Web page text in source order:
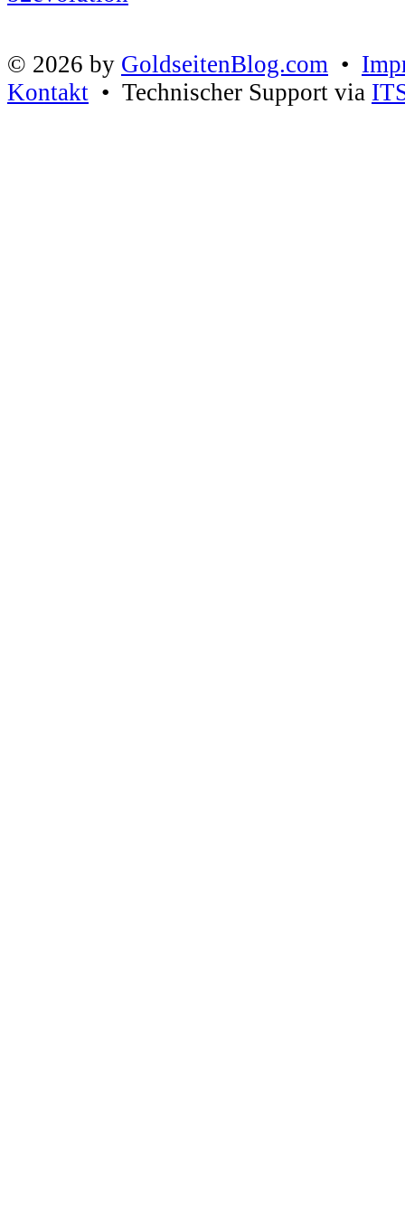
© 2026 by GoldseitenBlog.com •
Kontakt • Technischer Support via